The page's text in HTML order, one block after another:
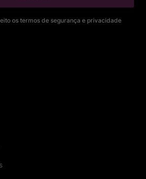
os termos de segurança e privacidade